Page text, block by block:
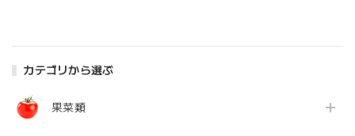
カテゴリから選ぶ
果菜類